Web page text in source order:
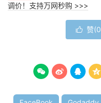
调价！支持万网秒购 >>>
 赞(0
   